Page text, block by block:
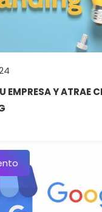
EMPRESA Y ATRAE